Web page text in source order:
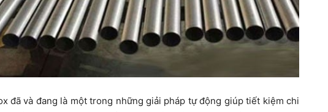
đã và đang là một trong những giải pháp tự động giúp tiết kiệm chi